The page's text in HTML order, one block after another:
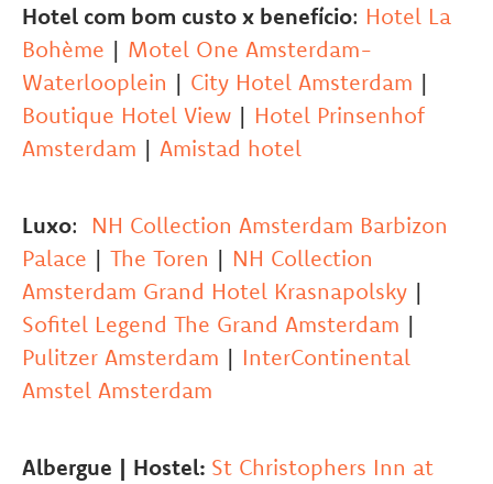
Hotel com bom custo x benefício: Hotel La
Bohème | Motel One Amsterdam-
Waterlooplein | City Hotel Amsterdam |
Boutique Hotel View | Hotel Prinsenhof
Amsterdam | Amistad hotel
Luxo: NH Collection Amsterdam Barbizon
Palace | The Toren | NH Collection
Amsterdam Grand Hotel Krasnapolsky |
Sofitel Legend The Grand Amsterdam |
Pulitzer Amsterdam | InterContinental
Amstel Amsterdam
Albergue | Hostel: St Christophers Inn at